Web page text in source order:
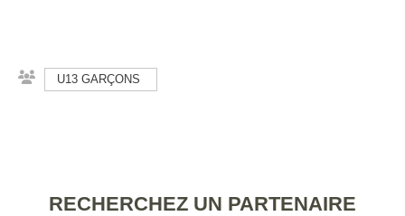
U13 GARÇONS
RECHERCHEZ UN PARTENAIRE